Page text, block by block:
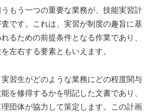
もう一つの重要な業務が、技能実習計
です。これは、実習が制度の趣旨に基
るための前提条件となる作業であり、
左右する要素ともいえます。
習生がどのような業務にどの程度関与
を修得するかを明記した文書であり、
団体が協力して策定します。この計画